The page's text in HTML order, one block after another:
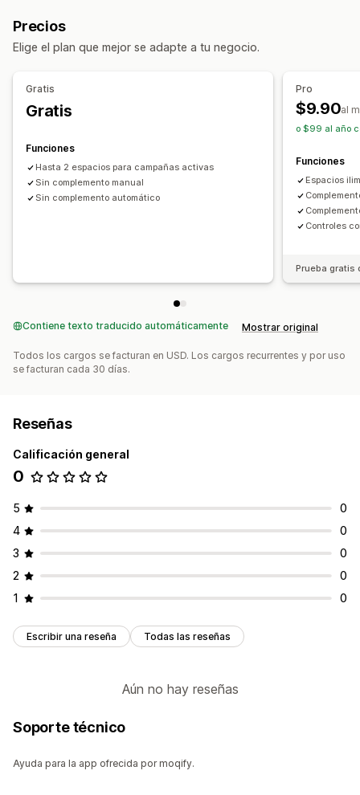
Pagos diferidos
Precios
Elige el plan que mejor se adapte a tu negocio.
Gratis
Gratis
Funciones
Hasta 2 espacios para campañas activas
Sin complemento manual
Sin complemento automático
Pro
$9.90al
o $99 al año
Funciones
Espacios
Controles
Prueba gratis
Contiene texto traducido automáticamente Mostrar original
Todos los cargos se facturan en USD. Los cargos recurrentes y por uso
se facturan cada 30 días.
Reseñas
Calificación general
0
5
0
4
0
3
0
2
0
1
0
Escribir una reseña Todas las reseñas
Aún no hay reseñas
Soporte técnico
Ayuda para la app ofrecida por moqify.